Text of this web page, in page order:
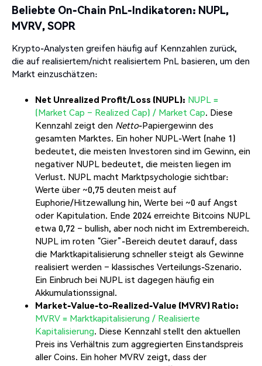
Beliebte On-Chain PnL-Indikatoren: NUPL,
MVRV, SOPR
Krypto-Analysten greifen häufig auf Kennzahlen zurück,
die auf realisiertem/nicht realisiertem PnL basieren, um den
Markt einzuschätzen:
Net Unrealized Profit/Loss (NUPL): NUPL =
(Market Cap – Realized Cap) / Market Cap. Diese
Kennzahl zeigt den Netto-Papiergewinn des
gesamten Marktes. Ein hoher NUPL-Wert (nahe 1)
bedeutet, die meisten Investoren sind im Gewinn, ein
negativer NUPL bedeutet, die meisten liegen im
Verlust. NUPL macht Marktpsychologie sichtbar:
Werte über ~0,75 deuten meist auf
Euphorie/Hitzewallung hin, Werte bei ~0 auf Angst
oder Kapitulation. Ende 2024 erreichte Bitcoins NUPL
etwa 0,72 – bullish, aber noch nicht im Extrembereich.
NUPL im roten “Gier”-Bereich deutet darauf, dass
die Marktkapitalisierung schneller steigt als Gewinne
realisiert werden – klassisches Verteilungs-Szenario.
Ein Einbruch bei NUPL ist dagegen häufig ein
Akkumulationssignal.
Market-Value-to-Realized-Value (MVRV) Ratio:
MVRV = Marktkapitalisierung / Realisierte
Kapitalisierung. Diese Kennzahl stellt den aktuellen
Preis ins Verhältnis zum aggregierten Einstandspreis
aller Coins. Ein hoher MVRV zeigt, dass der